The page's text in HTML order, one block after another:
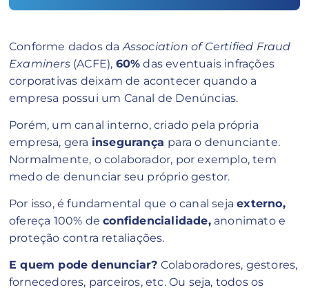
Conforme dados daAssociation of Certified Fraud
Examiners(ACFE), 60% das eventuais infrações
corporativas deixam de acontecer quando a
empresa possui um Canal de Denúncias.
Porém, um canal interno, criado pela própria
empresa, gera insegurança para o denunciante.
Normalmente, o colaborador, por exemplo, tem
medo de denunciar seu próprio gestor.
Por isso, é fundamental que o canal sejaexterno,
ofereça 100% deconfidencialidade,anonimato e
proteção contra retaliações.
E quem pode denunciar? Colaboradores, gestores,
fornecedores, parceiros, etc. Ou seja, todos os